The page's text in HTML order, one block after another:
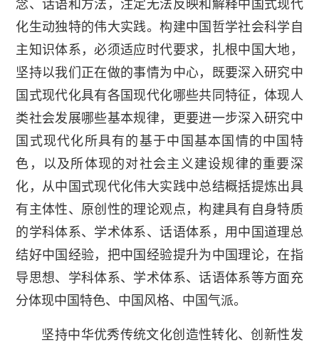
念、话语和方法，注定无法反映和解释中国式现代
化生动独特的伟大实践。构建中国哲学社会科学自
主知识体系，必须适应时代要求，扎根中国大地，
坚持以我们正在做的事情为中心，既要深入研究中
国式现代化具有各国现代化哪些共同特征，体现人
类社会发展哪些基本规律，更要进一步深入研究中
国式现代化所具有的基于中国基本国情的中国特
色，以及所体现的对社会主义建设规律的重要深
化，从中国式现代化伟大实践中总结概括提炼出具
有主体性、原创性的理论观点，构建具有自身特质
的学科体系、学术体系、话语体系，用中国道理总
结好中国经验，把中国经验提升为中国理论，在指
导思想、学科体系、学术体系、话语体系等方面充
分体现中国特色、中国风格、中国气派。
坚持中华优秀传统文化创造性转化、创新性发